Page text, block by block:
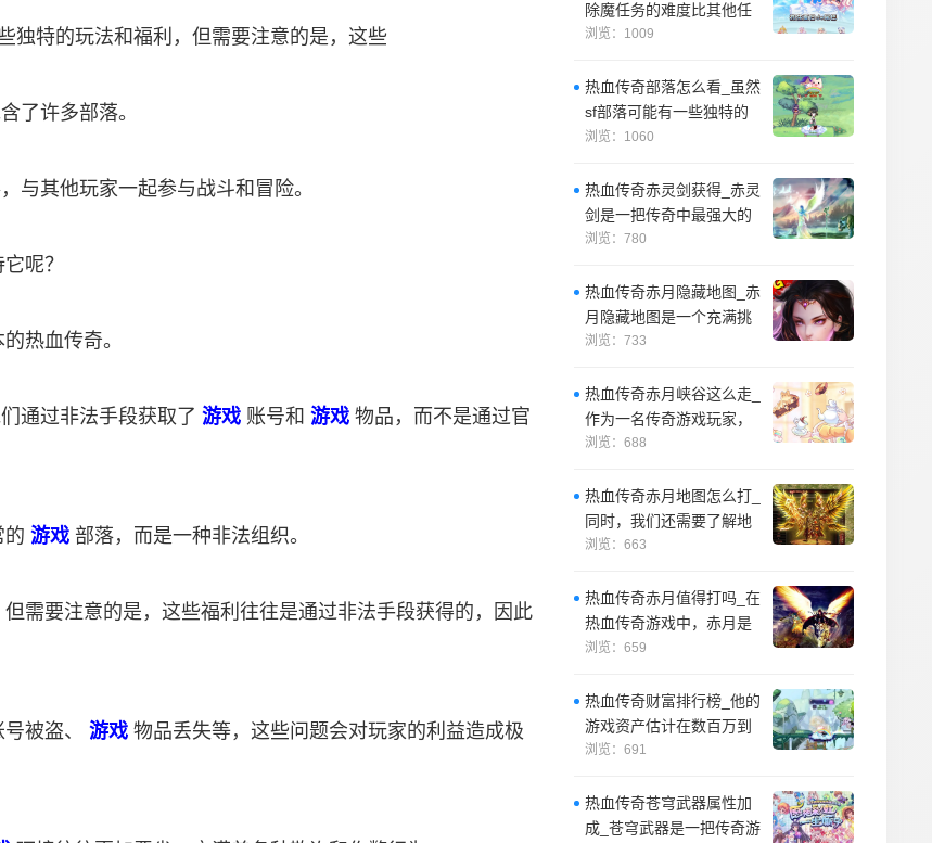
独特的玩法和福利，但需要注意的是，这些
了许多部落。
与其他玩家一起参与战斗和冒险。
呢？
热血传奇。
通过非法手段获取了 游戏 账号和 游戏 物品，而不是通过官
的 游戏 部落，而是一种非法组织。
需要注意的是，这些福利往往是通过非法手段获得的，因此
被盗、 游戏 物品丢失等，这些问题会对玩家的利益造成极
除魔任务的难度比其他任
务更高，需要玩家花费更
浏览：1009
热血传奇部落怎么看_虽然
sf部落可能有一些独特的
玩法和福利，但需要注意
浏览：1060
热血传奇赤灵剑获得_赤灵
剑是一把传奇中最强大的
剑，它是游戏中最高的攻
浏览：780
热血传奇赤月隐藏地图_赤
月隐藏地图是一个充满挑
战的地方。
浏览：733
热血传奇赤月峡谷这么走_
作为一名传奇游戏玩家，
探索游戏中的神秘峡谷一
浏览：688
热血传奇赤月地图怎么打_
同时，我们还需要了解地
图中的各种怪物的位置和
浏览：663
热血传奇赤月值得打吗_在
热血传奇游戏中，赤月是
一个非常重要的地图，因
浏览：659
热血传奇财富排行榜_他的
游戏资产估计在数百万到
数千万之间，是游戏中最
浏览：691
热血传奇苍穹武器属性加
成_苍穹武器是一把传奇游